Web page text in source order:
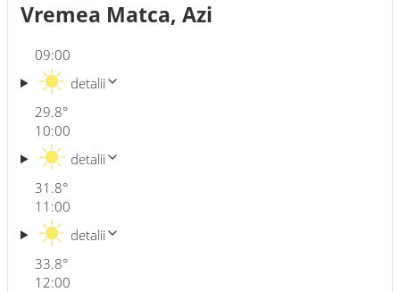
Vremea Matca, Azi
09:00
29.8°
detalii
10:00
31.8°
detalii
11:00
33.8°
detalii
12:00